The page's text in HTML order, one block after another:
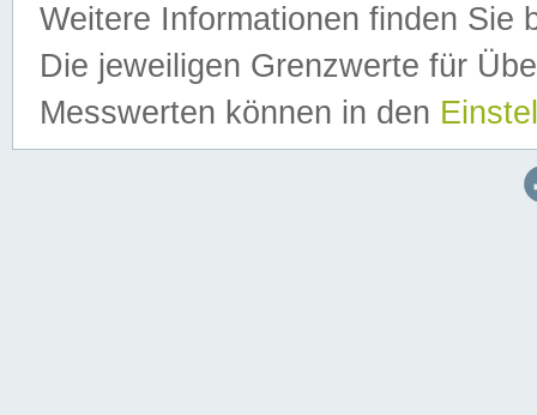
Weitere Informationen finden Sie
Die jeweiligen Grenzwerte für
Messwerten können in den